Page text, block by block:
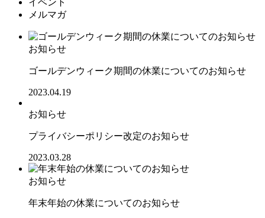
メルマガ
お知らせ
ゴールデンウィーク期間の休業についてのお知らせ
2023.04.19
お知らせ
プライバシーポリシー改定のお知らせ
2023.03.28
お知らせ
年末年始の休業についてのお知らせ